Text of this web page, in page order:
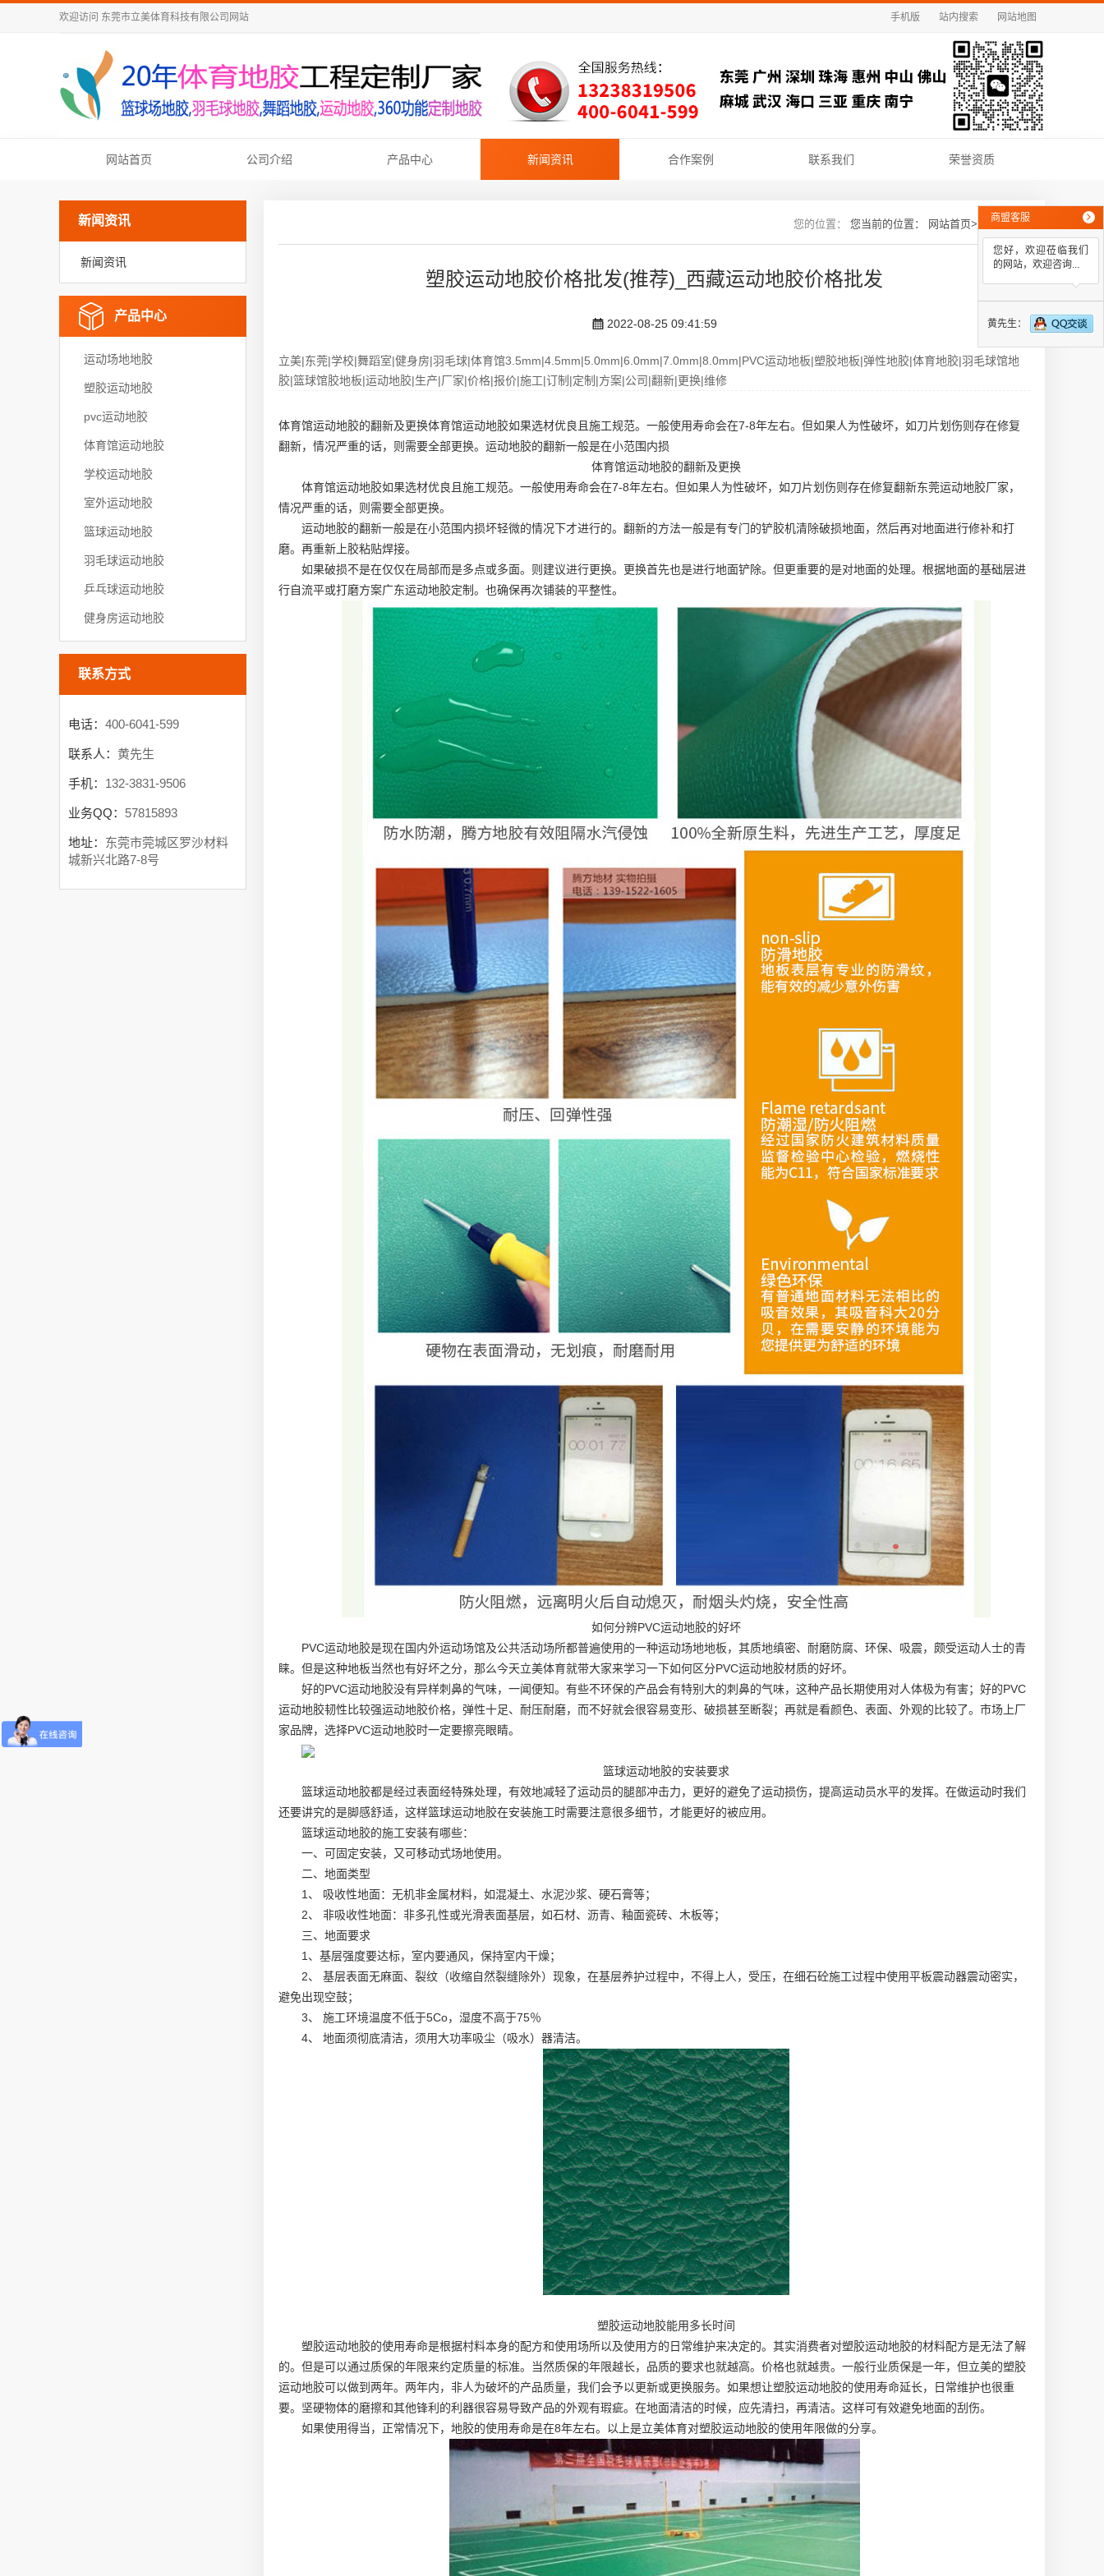
欢迎访问 东莞市立美体育科技有限公司 网站 手机版 站内搜索 网站地图
网站首页 公司介绍 产品中心 新闻资讯 合作案例 联系我们 荣誉资质
新闻资讯
新闻资讯
产品中心
运动场地地胶
塑胶运动地胶
pvc运动地胶
体育馆运动地胶
学校运动地胶
室外运动地胶
篮球运动地胶
羽毛球运动地胶
乒乓球运动地胶
健身房运动地胶
联系方式
电话： 400-6041-599
联系人： 黄先生
手机： 132-3831-9506
业务QQ： 57815893
地址： 东莞市莞城区罗沙材料
城新兴北路7-8号
您当前的位置： 网站首页>> 新闻资讯
塑胶运动地胶价格批发(推荐)_西藏运动地胶价格批发
2022-08-25 09:41:59
立美|东莞|学校|舞蹈室|健身房|羽毛球|体育馆3.5mm|4.5mm|5.0mm|6.0mm|7.0mm|8.0mm|PVC运动地板|塑胶地板|弹性地胶|体育地胶|羽毛球馆地
胶|篮球馆胶地板|运动地胶|生产|厂家|价格|报价|施工|订制|定制|方案|公司|翻新|更换|维修
体育馆运动地胶的翻新及更换体育馆运动地胶如果选材优良且施工规范。一般使用寿命会在7-8年左右。但如果人为性破坏，如刀片划伤则存在修复
翻新，情况严重的话，则需要全部更换。运动地胶的翻新一般是在小范围内损
体育馆运动地胶的翻新及更换
体育馆运动地胶如果选材优良且施工规范。一般使用寿命会在7-8年左右。但如果人为性破坏，如刀片划伤则存在修复翻新东莞运动地胶厂家，
情况严重的话，则需要全部更换。
运动地胶的翻新一般是在小范围内损坏轻微的情况下才进行的。翻新的方法一般是有专门的铲胶机清除破损地面，然后再对地面进行修补和打
磨。再重新上胶粘贴焊接。
如果破损不是在仅仅在局部而是多点或多面。则建议进行更换。更换首先也是进行地面铲除。但更重要的是对地面的处理。根据地面的基础层进
行自流平或打磨方案广东运动地胶定制。也确保再次铺装的平整性。
如何分辨PVC运动地胶的好坏
PVC运动地胶是现在国内外运动场馆及公共活动场所都普遍使用的一种运动场地地板，其质地缜密、耐磨防腐、环保、吸震，颇受运动人士的青
睐。但是这种地板当然也有好坏之分，那么今天立美体育就带大家来学习一下如何区分PVC运动地胶材质的好坏。
好的PVC运动地胶没有异样刺鼻的气味，一闻便知。有些不环保的产品会有特别大的刺鼻的气味，这种产品长期使用对人体极为有害；好的PVC
运动地胶韧性比较强运动地胶价格，弹性十足、耐压耐磨，而不好就会很容易变形、破损甚至断裂；再就是看颜色、表面、外观的比较了。市场上厂
家品牌，选择PVC运动地胶时一定要擦亮眼睛。
篮球运动地胶的安装要求
篮球运动地胶都是经过表面经特殊处理，有效地减轻了运动员的腿部冲击力，更好的避免了运动损伤，提高运动员水平的发挥。在做运动时我们
还要讲究的是脚感舒适，这样篮球运动地胶在安装施工时需要注意很多细节，才能更好的被应用。
篮球运动地胶的施工安装有哪些：
一、可固定安装，又可移动式场地使用。
二、地面类型
1、 吸收性地面：无机非金属材料，如混凝土、水泥沙浆、硬石膏等；
2、 非吸收性地面：非多孔性或光滑表面基层，如石材、沥青、釉面瓷砖、木板等；
三、地面要求
1、基层强度要达标，室内要通风，保持室内干燥；
2、 基层表面无麻面、裂纹（收缩自然裂缝除外）现象，在基层养护过程中，不得上人，受压，在细石砼施工过程中使用平板震动器震动密实，
避免出现空鼓；
3、 施工环境温度不低于5Co，湿度不高于75％
4、 地面须彻底清洁，须用大功率吸尘（吸水）器清洁。
塑胶运动地胶能用多长时间
塑胶运动地胶的使用寿命是根据村料本身的配方和使用场所以及使用方的日常维护来决定的。其实消费者对塑胶运动地胶的材料配方是无法了解
的。但是可以通过质保的年限来约定质量的标准。当然质保的年限越长，品质的要求也就越高。价格也就越贵。一般行业质保是一年，但立美的塑胶
运动地胶可以做到两年。两年内，非人为破坏的产品质量，我们会予以更新或更换服务。如果想让塑胶运动地胶的使用寿命延长，日常维护也很重
要。坚硬物体的磨擦和其他锋利的利器很容易导致产品的外观有瑕疵。在地面清洁的时候，应先清扫，再清洁。这样可有效避免地面的刮伤。
如果使用得当，正常情况下，地胶的使用寿命是在8年左右。以上是立美体育对塑胶运动地胶的使用年限做的分享。
商盟客服
您好，欢迎莅临我们
的网站，欢迎咨询...
黄先生：